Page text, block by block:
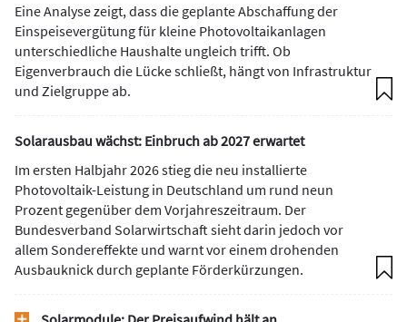
Eine Analyse zeigt, dass die geplante Abschaffung der
Einspeisevergütung für kleine Photovoltaikanlagen
unterschiedliche Haushalte ungleich trifft. Ob
Eigenverbrauch die Lücke schließt, hängt von Infrastruktur
und Zielgruppe ab.
Solarausbau wächst: Einbruch ab 2027 erwartet
Im ersten Halbjahr 2026 stieg die neu installierte
Photovoltaik-Leistung in Deutschland um rund neun
Prozent gegenüber dem Vorjahreszeitraum. Der
Bundesverband Solarwirtschaft sieht darin jedoch vor
allem Sondereffekte und warnt vor einem drohenden
Ausbauknick durch geplante Förderkürzungen.